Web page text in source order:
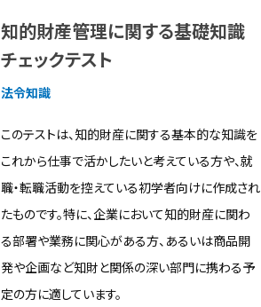
知的財産管理に関する基礎知識
チェックテスト
法令知識
このテストは、知的財産に関する基本的な知識を
これから仕事で活かしたいと考えている方や、就
職・転職活動を控えている初学者向けに作成され
たものです。特に、企業において知的財産に関わ
る部署や業務に関心がある方、あるいは商品開
発や企画など知財と関係の深い部門に携わる予
定の方に適しています。